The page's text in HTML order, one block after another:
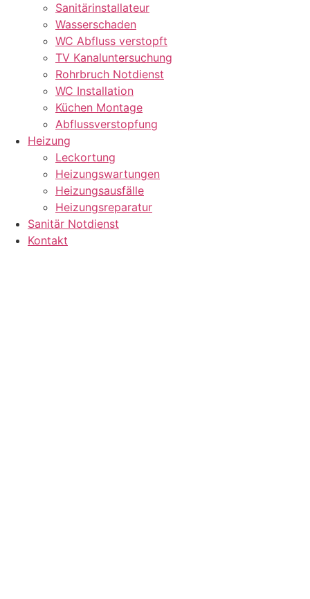
Sanitärinstallateur
Wasserschaden
WC Abfluss verstopft
TV Kanaluntersuchung
Rohrbruch Notdienst
WC Installation
Küchen Montage
Abflussverstopfung
Heizung
Leckortung
Heizungswartungen
Heizungsausfälle
Heizungsreparatur
Sanitär Notdienst
Kontakt